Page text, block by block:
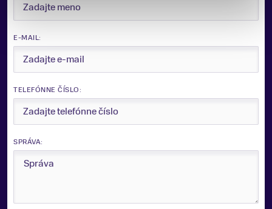
ZNAČKA
E-MAIL:
TELEFÓNNE ČÍSLO:
SPRÁVA: